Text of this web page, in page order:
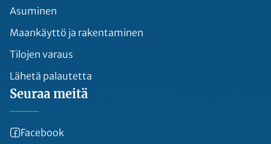
Asuminen
Maankäyttö ja rakentaminen
Tilojen varaus
Lähetä palautetta
Seuraa meitä
Facebook